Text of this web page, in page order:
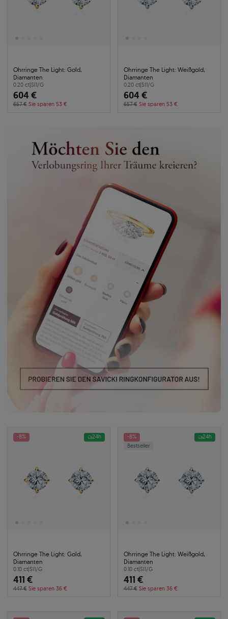
Ohrringe The Light: Gold,
Diamanten
0.20 ct|SI1/G
604 €
657 € Sie sparen 53 €
Ohrringe The Light: Weißgold,
Diamanten
0.20 ct|SI1/G
604 €
657 € Sie sparen 53 €
-8% 24h
Ohrringe The Light: Gold,
Diamanten
0.10 ct|SI1/G
411 €
447 € Sie sparen 36 €
-8%
Bestseller
24h
Ohrringe The Light: Weißgold,
Diamanten
0.10 ct|SI1/G
411 €
447 € Sie sparen 36 €